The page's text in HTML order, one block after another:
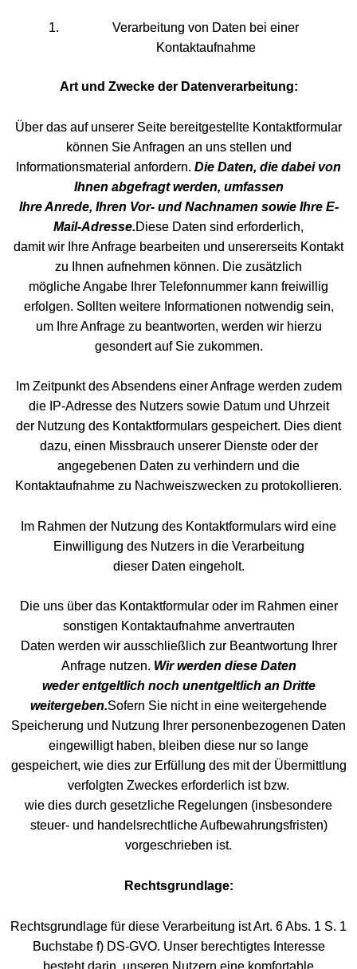
Verarbeitung von Daten bei einer
Kontaktaufnahme
Art und Zwecke der Datenverarbeitung:
Über das auf unserer Seite bereitgestellte Kontaktformular
können Sie Anfragen an uns stellen und
Informationsmaterial anfordern. Die Daten, die dabei von
Ihnen abgefragt werden, umfassen
Ihre Anrede, Ihren Vor- und Nachnamen sowie Ihre E-
Mail-Adresse.Diese Daten sind erforderlich,
damit wir Ihre Anfrage bearbeiten und unsererseits Kontakt
zu Ihnen aufnehmen können. Die zusätzlich
mögliche Angabe Ihrer Telefonnummer kann freiwillig
erfolgen. Sollten weitere Informationen notwendig sein,
um Ihre Anfrage zu beantworten, werden wir hierzu
gesondert auf Sie zukommen.
Im Zeitpunkt des Absendens einer Anfrage werden zudem
die IP-Adresse des Nutzers sowie Datum und Uhrzeit
der Nutzung des Kontaktformulars gespeichert. Dies dient
dazu, einen Missbrauch unserer Dienste oder der
angegebenen Daten zu verhindern und die
Kontaktaufnahme zu Nachweiszwecken zu protokollieren.
Im Rahmen der Nutzung des Kontaktformulars wird eine
Einwilligung des Nutzers in die Verarbeitung
dieser Daten eingeholt.
Die uns über das Kontaktformular oder im Rahmen einer
sonstigen Kontaktaufnahme anvertrauten
Daten werden wir ausschließlich zur Beantwortung Ihrer
Anfrage nutzen. Wir werden diese Daten
weder entgeltlich noch unentgeltlich an Dritte
weitergeben.Sofern Sie nicht in eine weitergehende
Speicherung und Nutzung Ihrer personenbezogenen Daten
eingewilligt haben, bleiben diese nur so lange
gespeichert, wie dies zur Erfüllung des mit der Übermittlung
verfolgten Zweckes erforderlich ist bzw.
wie dies durch gesetzliche Regelungen (insbesondere
steuer- und handelsrechtliche Aufbewahrungsfristen)
vorgeschrieben ist.
Rechtsgrundlage:
Rechtsgrundlage für diese Verarbeitung ist Art. 6 Abs. 1 S. 1
Buchstabe f) DS-GVO. Unser berechtigtes Interesse
besteht darin, unseren Nutzern eine komfortable